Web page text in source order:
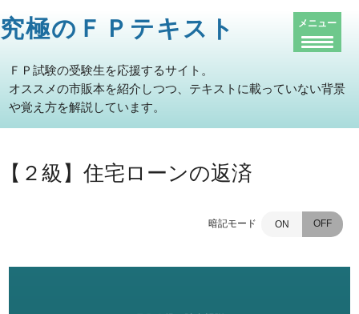
究極のＦＰテキスト
ＦＰ試験の受験生を応援するサイト。
オススメの市販本を紹介しつつ、テキストに載っていない背景
や覚え方を解説しています。
【２級】住宅ローンの返済
暗記モード ON OFF
メニュー